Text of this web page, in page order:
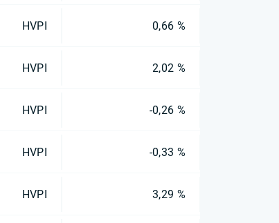
HVPI 0,66 %
HVPI 2,02 %
HVPI -0,26 %
HVPI -0,33 %
HVPI 3,29 %